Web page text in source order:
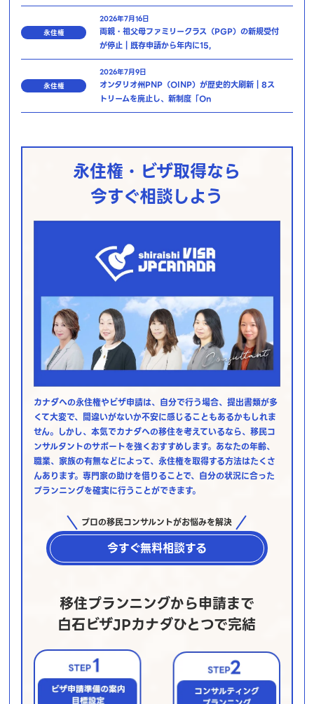
永住権
2026年7月16日
両親・祖父母ファミリークラス（PGP）の新規受付
が停止｜既存申請から年内に15,
永住権
2026年7月9日
オンタリオ州PNP（OINP）が歴史的大刷新｜8ス
トリームを廃止し、新制度「On
永住権・ビザ取得なら
今すぐ相談しよう
カナダへの永住権やビザ申請は、自分で行う場合、提出書類が多
くて大変で、間違いがないか不安に感じることもあるかもしれま
せん。しかし、本気でカナダへの移住を考えているなら、移民コ
ンサルタントのサポートを強くおすすめします。あなたの年齢、
職業、家族の有無などによって、永住権を取得する方法はたくさ
んあります。専門家の助けを借りることで、自分の状況に合った
プランニングを確実に行うことができます。
プロの移民コンサルントがお悩みを解決
今すぐ無料相談する
移住プランニングから申請まで
白石ビザJPカナダひとつで完結